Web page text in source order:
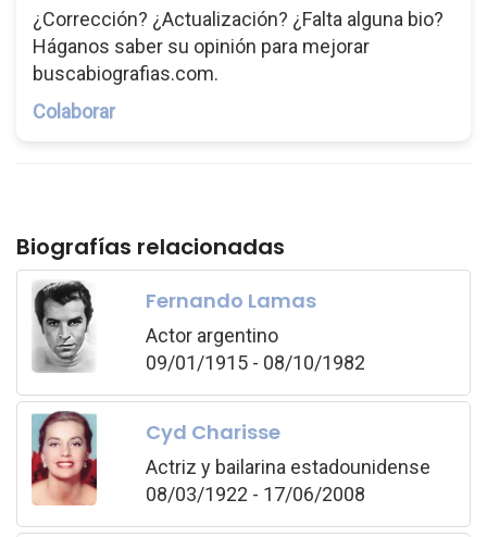
¿Corrección? ¿Actualización? ¿Falta alguna bio?
Háganos saber su opinión para mejorar
buscabiografias.com.
Colaborar
Biografías relacionadas
Fernando Lamas
Actor argentino
09/01/1915 - 08/10/1982
Cyd Charisse
Actriz y bailarina estadounidense
08/03/1922 - 17/06/2008